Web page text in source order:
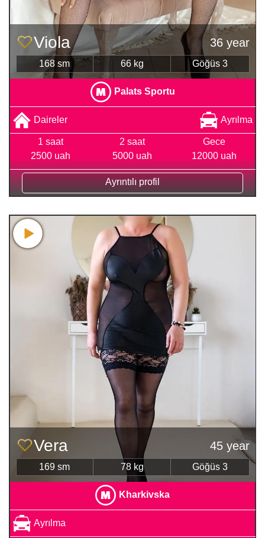
Viola 36 year
168 sm 66 kg Göğüs 3
Palats Sportu
Daireler Ayrılma
1 saat
2500 uah
2 saat
5000 uah
Gece
12000 uah
Ayrıntılı profil
Vera 45 year
169 sm 78 kg Göğüs 3
Kharkivska
Ayrılma